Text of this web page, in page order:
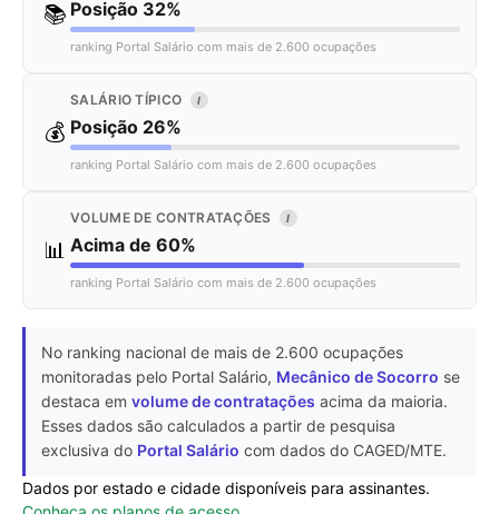
📚 Posição 32%
ranking Portal Salário com mais de 2.600 ocupações
💰
SALÁRIO TÍPICO I
Posição 26%
ranking Portal Salário com mais de 2.600 ocupações
📊
VOLUME DE CONTRATAÇÕES I
Acima de 60%
ranking Portal Salário com mais de 2.600 ocupações
No ranking nacional de mais de 2.600 ocupações
monitoradas pelo Portal Salário, Mecânico de Socorro se
destaca em volume de contratações acima da maioria.
Esses dados são calculados a partir de pesquisa
exclusiva do Portal Salário com dados do CAGED/MTE.
Dados por estado e cidade disponíveis para assinantes.